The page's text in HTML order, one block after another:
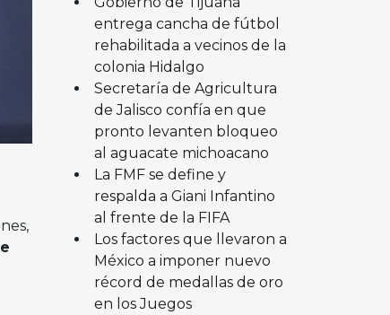
entrega cancha de fútbol
rehabilitada a vecinos de la
colonia Hidalgo
Secretaría de Agricultura
de Jalisco confía en que
pronto levanten bloqueo
al aguacate michoacano
La FMF se define y
respalda a Giani Infantino
al frente de la FIFA
Los factores que llevaron a
México a imponer nuevo
récord de medallas de oro
en los Juegos